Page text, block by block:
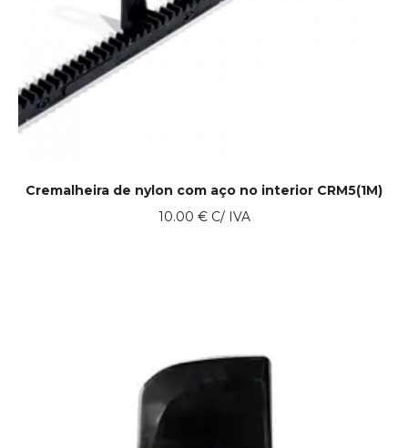
Cremalheira de nylon com aço no interior CRM5(1M)
10.00 €C/ IVA